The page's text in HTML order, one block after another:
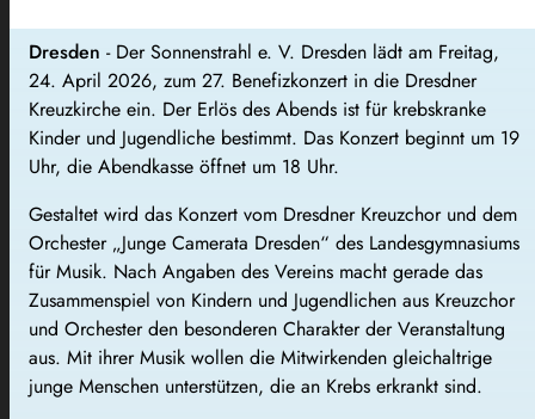
Dresden - Der Sonnenstrahl e. V. Dresden lädt am Freitag,
24. April 2026, zum 27. Benefizkonzert in die Dresdner
Kreuzkirche ein. Der Erlös des Abends ist für krebskranke
Kinder und Jugendliche bestimmt. Das Konzert beginnt um 19
Uhr, die Abendkasse öffnet um 18 Uhr.
Gestaltet wird das Konzert vom Dresdner Kreuzchor und dem
Orchester „Junge Camerata Dresden“ des Landesgymnasiums
für Musik. Nach Angaben des Vereins macht gerade das
Zusammenspiel von Kindern und Jugendlichen aus Kreuzchor
und Orchester den besonderen Charakter der Veranstaltung
aus. Mit ihrer Musik wollen die Mitwirkenden gleichaltrige
junge Menschen unterstützen, die an Krebs erkrankt sind.